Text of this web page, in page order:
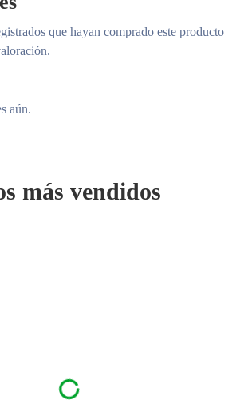
aún.
que hayan comprado este producto
más vendidos